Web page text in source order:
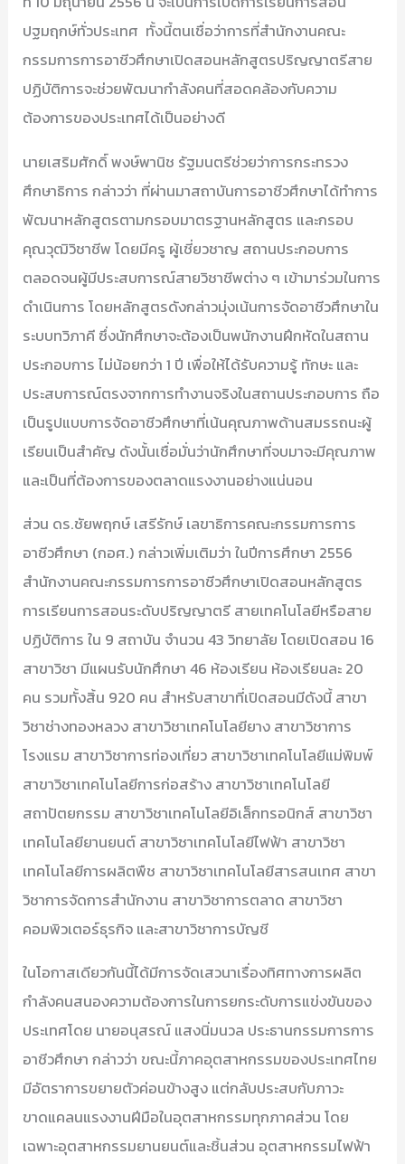
ปฐมฤกษ์ทั่วประเทศ ทั้งนี้ตนเชื่อว่าการที่สำนักงานคณะ
กรรมการการอาชีวศึกษาเปิดสอนหลักสูตรปริญญาตรีสาย
ปฏิบัติการจะช่วยพัฒนากำลังคนที่สอดคล้องกับความ
ต้องการของประเทศได้เป็นอย่างดี
นายเสริมศักดิ์ พงษ์พานิช รัฐมนตรีช่วยว่าการกระทรวง
ศึกษาธิการ กล่าวว่า ที่ผ่านมาสถาบันการอาชีวศึกษาได้ทำการ
พัฒนาหลักสูตรตามกรอบมาตรฐานหลักสูตร และกรอบ
คุณวุฒิวิชาชีพ โดยมีครู ผู้เชี่ยวชาญ สถานประกอบการ
ตลอดจนผู้มีประสบการณ์สายวิชาชีพต่าง ๆ เข้ามาร่วมในการ
ดำเนินการ โดยหลักสูตรดังกล่าวมุ่งเน้นการจัดอาชีวศึกษาใน
ระบบทวิภาคี ซึ่งนักศึกษาจะต้องเป็นพนักงานฝึกหัดในสถาน
ประกอบการ ไม่น้อยกว่า 1 ปี เพื่อให้ได้รับความรู้ ทักษะ และ
ประสบการณ์ตรงจากการทำงานจริงในสถานประกอบการ ถือ
เป็นรูปแบบการจัดอาชีวศึกษาที่เน้นคุณภาพด้านสมรรถนะผู้
เรียนเป็นสำคัญ ดังนั้นเชื่อมั่นว่านักศึกษาที่จบมาจะมีคุณภาพ
และเป็นที่ต้องการของตลาดแรงงานอย่างแน่นอน
ส่วน ดร.ชัยพฤกษ์ เสรีรักษ์ เลขาธิการคณะกรรมการการ
อาชีวศึกษา (กอศ.) กล่าวเพิ่มเติมว่า ในปีการศึกษา 2556
สำนักงานคณะกรรมการการอาชีวศึกษาเปิดสอนหลักสูตร
การเรียนการสอนระดับปริญญาตรี สายเทคโนโลยีหรือสาย
ปฏิบัติการ ใน 9 สถาบัน จำนวน 43 วิทยาลัย โดยเปิดสอน 16
สาขาวิชา มีแผนรับนักศึกษา 46 ห้องเรียน ห้องเรียนละ 20
คน รวมทั้งสิ้น 920 คน สำหรับสาขาที่เปิดสอนมีดังนี้ สาขา
วิชาช่างทองหลวง สาขาวิชาเทคโนโลยียาง สาขาวิชาการ
โรงแรม สาขาวิชาการท่องเที่ยว สาขาวิชาเทคโนโลยีแม่พิมพ์
สาขาวิชาเทคโนโลยีการก่อสร้าง สาขาวิชาเทคโนโลยี
สถาปัตยกรรม สาขาวิชาเทคโนโลยีอิเล็กทรอนิกส์ สาขาวิชา
เทคโนโลยียานยนต์ สาขาวิชาเทคโนโลยีไฟฟ้า สาขาวิชา
เทคโนโลยีการผลิตพืช สาขาวิชาเทคโนโลยีสารสนเทศ สาขา
วิชาการจัดการสำนักงาน สาขาวิชาการตลาด สาขาวิชา
คอมพิวเตอร์ธุรกิจ และสาขาวิชาการบัญชี
ในโอกาสเดียวกันนี้ได้มีการจัดเสวนาเรื่องทิศทางการผลิต
กำลังคนสนองความต้องการในการยกระดับการแข่งขันของ
ประเทศโดย นายอนุสรณ์ แสงนิ่มนวล ประธานกรรมการการ
อาชีวศึกษา กล่าวว่า ขณะนี้ภาคอุตสาหกรรมของประเทศไทย
มีอัตราการขยายตัวค่อนข้างสูง แต่กลับประสบกับภาวะ
ขาดแคลนแรงงานฝีมือในอุตสาหกรรมทุกภาคส่วน โดย
เฉพาะอุตสาหกรรมยานยนต์และชิ้นส่วน อุตสาหกรรมไฟฟ้า